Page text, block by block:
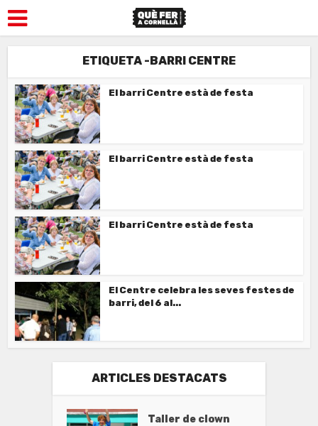
ETIQUETA -BARRI CENTRE
El barri Centre està de festa
El barri Centre està de festa
El barri Centre està de festa
El Centre celebra les seves festes de
barri, del 6 al...
ARTICLES DESTACATS
Taller de clown